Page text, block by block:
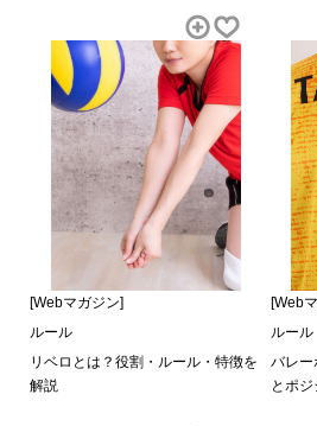
[Webマガジン]
ルール
リベロとは？役割・ルール・特徴を
解説
[Web
ルール
バレー
とポ